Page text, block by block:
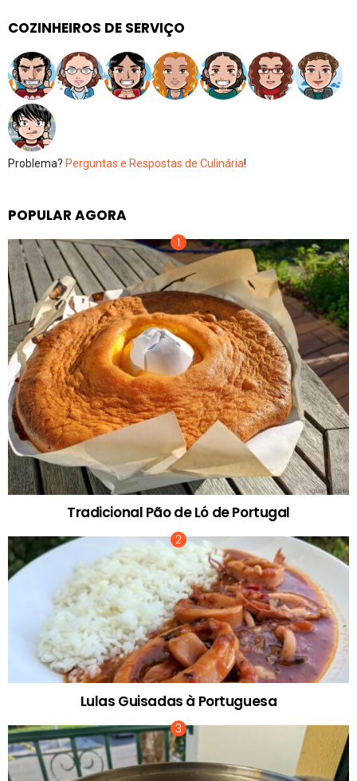
COZINHEIROS DE SERVIÇO
Problema? Perguntas e Respostas de Culinária!
POPULAR AGORA
Tradicional Pão de Ló de Portugal
Lulas Guisadas à Portuguesa